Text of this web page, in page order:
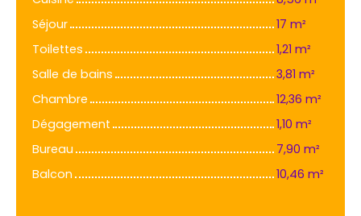
Séjour
17 m²
Toilettes
1,21 m²
Salle de bains
3,81 m²
Chambre
12,36 m²
Dégagement
1,10 m²
Bureau
7,90 m²
Balcon
10,46 m²